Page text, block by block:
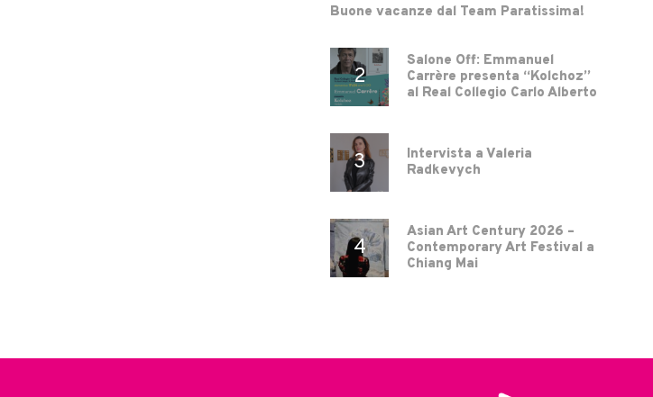
Buone vacanze dal Team Paratissima!
Salone Off: Emmanuel
Carrère presenta “Kolchoz”
al Real Collegio Carlo Alberto
Intervista a Valeria
Radkevych
Asian Art Century 2026 –
Contemporary Art Festival a
Chiang Mai